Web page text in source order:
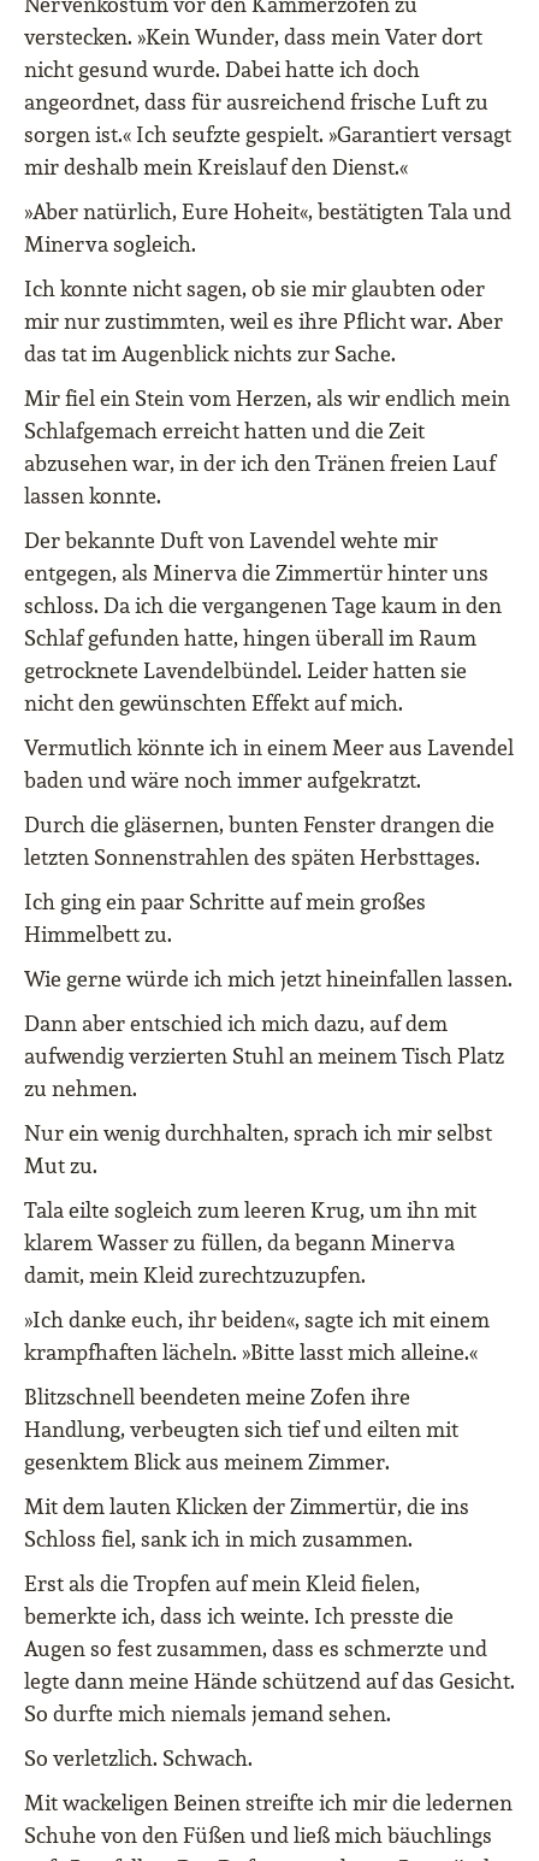
verstecken. »Kein Wunder, dass mein Vater dort
nicht gesund wurde. Dabei hatte ich doch
angeordnet, dass für ausreichend frische Luft zu
sorgen ist.« Ich seufzte gespielt. »Garantiert versagt
mir deshalb mein Kreislauf den Dienst.«
»Aber natürlich, Eure Hoheit«, bestätigten Tala und
Minerva sogleich.
Ich konnte nicht sagen, ob sie mir glaubten oder
mir nur zustimmten, weil es ihre Pflicht war. Aber
das tat im Augenblick nichts zur Sache.
Mir fiel ein Stein vom Herzen, als wir endlich mein
Schlafgemach erreicht hatten und die Zeit
abzusehen war, in der ich den Tränen freien Lauf
lassen konnte.
Der bekannte Duft von Lavendel wehte mir
entgegen, als Minerva die Zimmertür hinter uns
schloss. Da ich die vergangenen Tage kaum in den
Schlaf gefunden hatte, hingen überall im Raum
getrocknete Lavendelbündel. Leider hatten sie
nicht den gewünschten Effekt auf mich.
Vermutlich könnte ich in einem Meer aus Lavendel
baden und wäre noch immer aufgekratzt.
Durch die gläsernen, bunten Fenster drangendie
letzten Sonnenstrahlen des späten Herbsttages.
Ich ging ein paar Schritte auf mein großes
Himmelbett zu.
Wie gerne würde ich mich jetzt hineinfallen lassen.
Dann aber entschied ich mich dazu, auf dem
aufwendig verzierten Stuhl an meinem Tisch Platz
zu nehmen.
Nur ein wenig durchhalten, sprach ich mir selbst
Mut zu.
Tala eilte sogleich zum leeren Krug, um ihn mit
klarem Wasser zu füllen, da begann Minerva
damit, mein Kleid zurechtzuzupfen.
»Ich danke euch, ihr beiden«, sagte ich mit einem
krampfhaften lächeln. »Bitte lasst mich alleine.«
Blitzschnell beendeten meine Zofen ihre
Handlung, verbeugten sich tief und eilten mit
gesenktem Blick aus meinem Zimmer.
Mit dem lauten Klicken der Zimmertür, die ins
Schloss fiel, sank ich in mich zusammen.
Erst als die Tropfen auf mein Kleid fielen,
bemerkte ich, dass ich weinte. Ich presste die
Augen so fest zusammen, dass es schmerzte und
legte dann meine Hände schützend auf das Gesicht.
So durfte mich niemals jemand sehen.
So verletzlich. Schwach.
Mit wackeligen Beinen streifte ich mir die ledernen
Schuhe von den Füßen und ließ mich bäuchlings